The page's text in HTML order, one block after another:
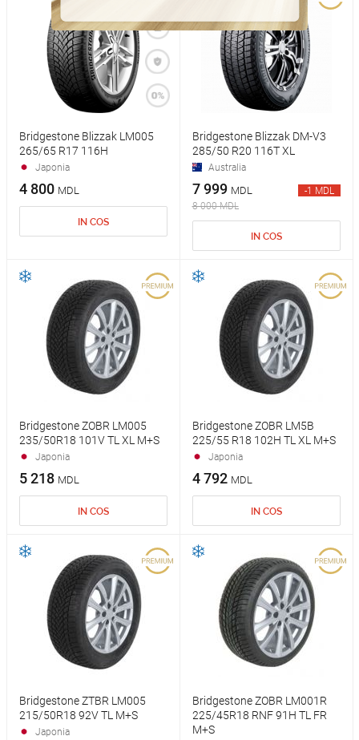
Bridgestone Blizzak LM005
265/65 R17 116H
Japonia
4 800 MDL
IN COS
Bridgestone Blizzak DM-V3
285/50 R20 116T XL
Australia
7 999 MDL
8 000 MDL
-1 MDL
IN COS
Bridgestone ZOBR LM005
235/50R18 101V TL XL M+S
Japonia
5 218 MDL
IN COS
Bridgestone ZOBR LM5B
225/55 R18 102H TL XL M+S
Japonia
4 792 MDL
IN COS
Bridgestone ZTBR LM005
215/50R18 92V TL M+S
Japonia
Bridgestone ZOBR LM001R
225/45R18 RNF 91H TL FR
M+S